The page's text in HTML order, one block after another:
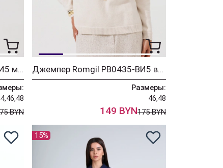
Джемпер Romgil РВ0435-ВИ5 молочный
BYN
Джемпер Romgil РВ0435-ВИ5 ванильный
Размеры:
46,48
149 BYN175 BYN
15%